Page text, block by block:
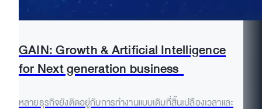
GAIN: Growth & Artificial Intelligence
for Next generation business
หลายธุรกิจยังติดอยู่กับการทำงานแบบเดิมที่สิ้นเปลืองเวลาและ